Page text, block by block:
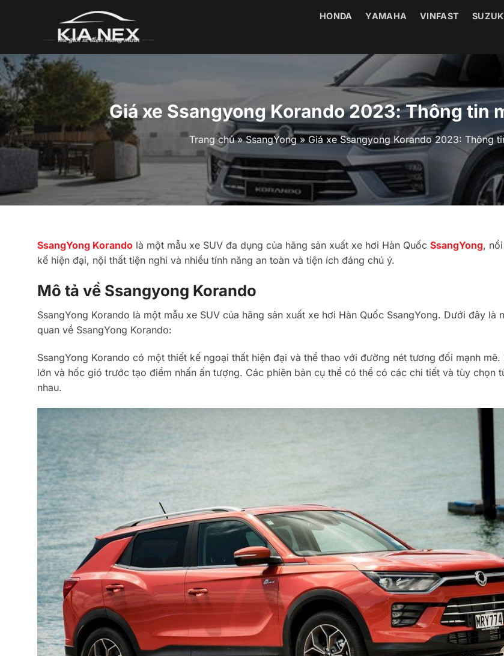
dung
HONDA YAMAHA VINFAST
Giá xe Ssangyong Korando 2023: Thông tin
Trang chủ»SsangYong»Giá xe Ssangyong Korando 2023: Thông
SsangYong Korando là một mẫu xe SUV đa dụng của hãng sản xuất xe hơi Hàn Quốc SsangYong,
kế hiện đại, nội thất tiện nghi và nhiều tính năng an toàn và tiện ích đáng chú ý.
Mô tả về Ssangyong Korando
SsangYong Korando là một mẫu xe SUV của hãng sản xuất xe hơi Hàn Quốc SsangYong. Dưới đây là
quan về SsangYong Korando:
SsangYong Korando có một thiết kế ngoại thất hiện đại và thể thao với đường nét tương đối mạnh mẽ.
lớn và hốc gió trước tạo điểm nhấn ấn tượng. Các phiên bản cụ thể có thể có các chi tiết và tùy chọn
nhau.